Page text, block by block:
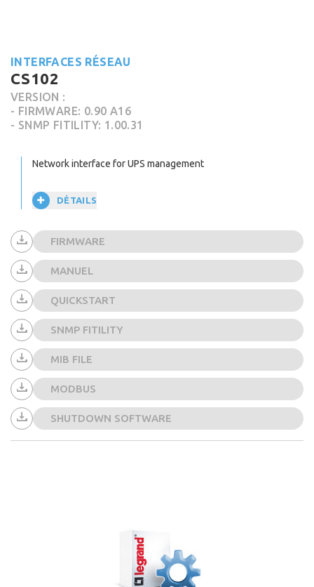
INTERFACES RÉSEAU
CS102
VERSION :
- FIRMWARE: 0.90 A16
- SNMP FITILITY: 1.00.31
Network interface for UPS management
DÉTAILS
FIRMWARE
MANUEL
QUICKSTART
SNMP FITILITY
MIB FILE
MODBUS
SHUTDOWN SOFTWARE